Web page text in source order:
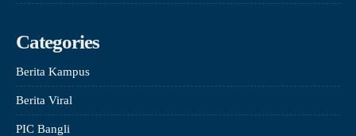
Categories
Berita Kampus
Berita Viral
PIC Bangli